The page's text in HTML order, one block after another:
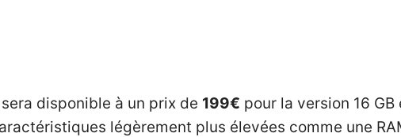
disponible à un prix de 199€ pour la version 16 GB
légèrement plus élevées comme une